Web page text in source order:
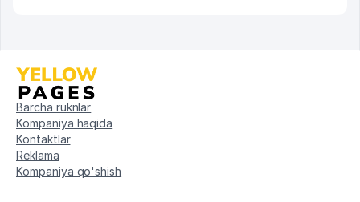
Barcha ruknlar
Kompaniya haqida
Kontaktlar
Reklama
Kompaniya qo'shish